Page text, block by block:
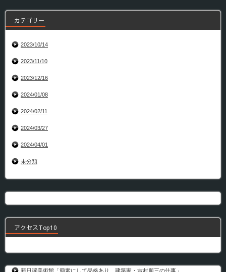
カテゴリー
2023/10/14
2023/11/10
2023/12/16
2024/01/08
2024/02/11
2024/03/27
2024/04/01
未分類
アクセスTop10
新日曜美術館「簡素にして品格あり 建築家・吉村順三の仕事」